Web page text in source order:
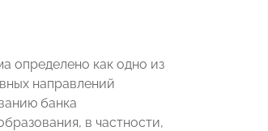
определено как одно из
направлений
банка
в частности,